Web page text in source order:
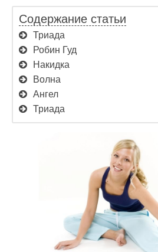
Содержание статьи
Триада
Робин Гуд
Накидка
Волна
Ангел
Триада